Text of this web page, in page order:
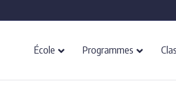
École Programmes